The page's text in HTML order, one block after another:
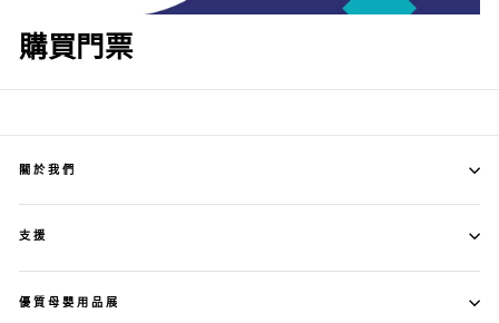
購買門票
關於我們
支援
優質母嬰用品展